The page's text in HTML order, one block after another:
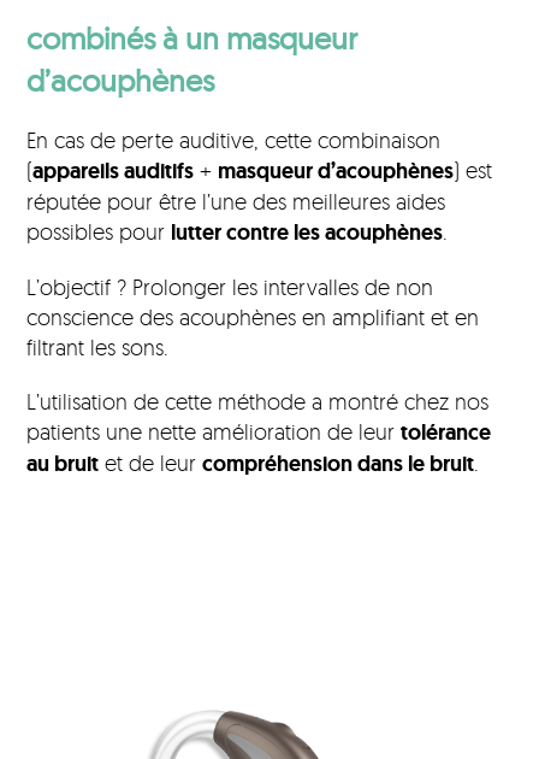
combinés à un masqueur
d’acouphènes
En cas de perte auditive, cette combinaison
(appareils auditifs + masqueur d’acouphènes) est
réputée pour être l’une des meilleures aides
possibles pour lutter contre les acouphènes
L’objectif ? Prolonger les intervalles de non
conscience des acouphènes en amplifiant et en
filtrant les sons.
L’utilisation de cette méthode a montré chez nos
patients une nette amélioration de leurtolérance
au bruit et de leurcompréhension dans le bruit